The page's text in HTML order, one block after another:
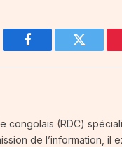
Facebook Twitter
congolais (RDC)
de l’information,